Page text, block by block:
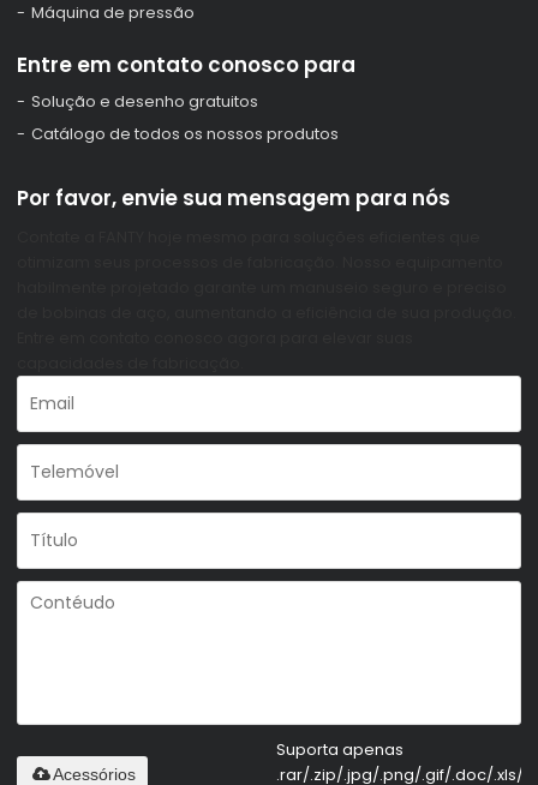
Máquina de pressão
Entre em contato conosco para
Solução e desenho gratuitos
Catálogo de todos os nossos produtos
Por favor, envie sua mensagem para nós
Suporta apenas
.rar/.zip/.jpg/.png/.gif/.doc/.xls/
Acessórios